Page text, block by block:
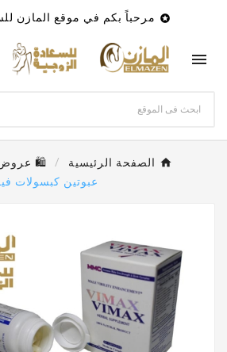
 مرحباً بكم في موقع المازن

الصفحة الرئيسية 🛍 عروض
عبوتين كبسولات